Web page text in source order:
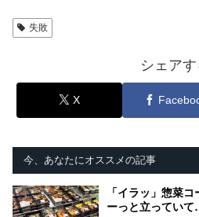
失敗
シェアす
X
今、あなたにオススメの記事
「イラッ」惣菜
ーっと立ってい